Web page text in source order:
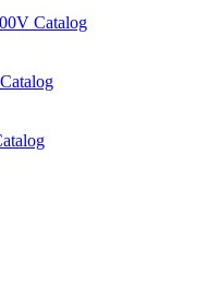
Catalog